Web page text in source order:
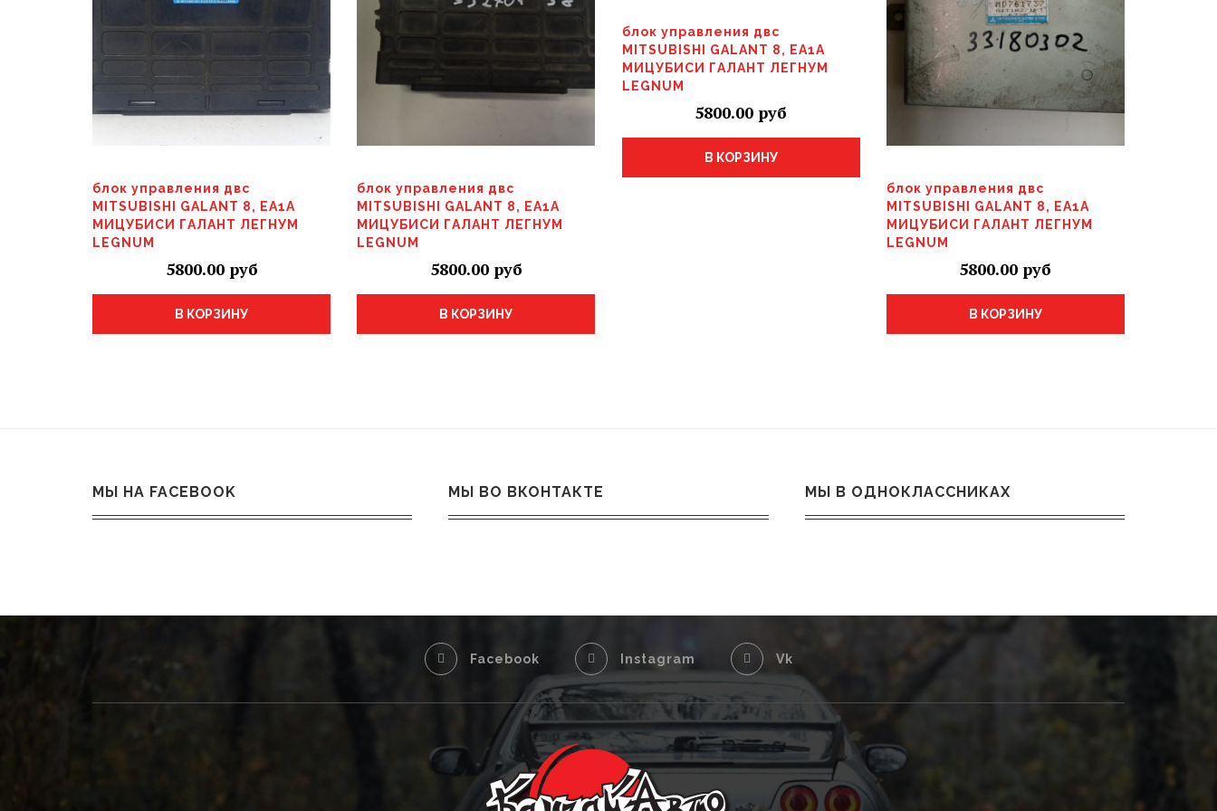
блок управления двс
MITSUBISHI GALANT 8, EA1A
МИЦУБИСИ ГАЛАНТ ЛЕГНУМ
LEGNUM
5800.00
В КОРЗИНУ
блок управления двс
MITSUBISHI GALANT 8, EA1A
МИЦУБИСИ ГАЛАНТ ЛЕГНУМ
LEGNUM
5800.00
В КОРЗИНУ
блок управления двс
MITSUBISHI GALANT 8, EA1A
МИЦУБИСИ ГАЛАНТ ЛЕГНУМ
LEGNUM
5800.00
В КОРЗИНУ
блок управления двс
MITSUBISHI GALANT 8, EA1A
МИЦУБИСИ ГАЛАНТ ЛЕГНУМ
LEGNUM
5800.00
В КОРЗИНУ
МЫ НА FACEBOOK МЫ ВО ВКОНТАКТЕ МЫ В ОДНОКЛАССНИКАХ
Facebook Instagram Vk